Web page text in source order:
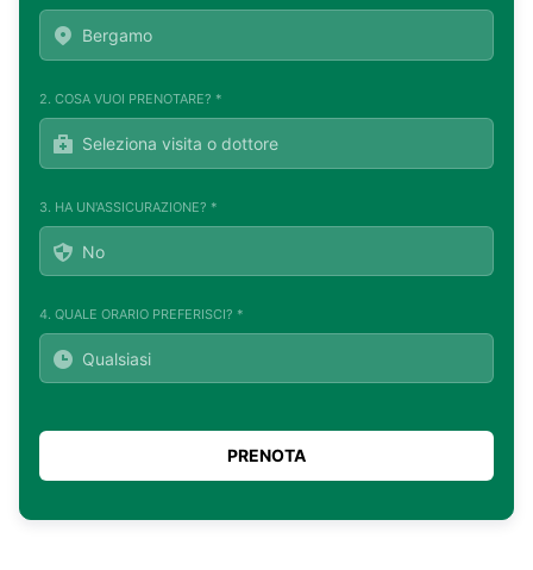
2. COSA VUOI PRENOTARE? *
3. HA UN'ASSICURAZIONE? *
4. QUALE ORARIO PREFERISCI? *